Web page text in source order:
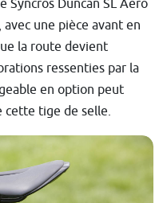
Syncros Duncan SL Aero
une pièce avant en
la route devient
ressenties par la
en option peut
cette tige de selle.